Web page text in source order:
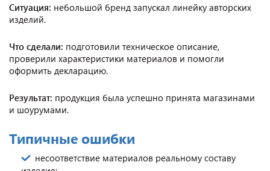
Ситуация: небольшой бренд запускал линейку авторских
изделий.
Что сделали: подготовили техническое описание,
проверили характеристики материалов и помогли
оформить декларацию.
Результат: продукция была успешно принята магазинами
и шоурумами.
Типичные ошибки
несоответствие материалов реальному составу